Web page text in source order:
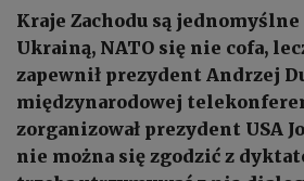
Kraje Zachodu są
Ukrainą, NATO się nie cofa,
zapewnił prezydent Andrzej
międzynarodowej
zorganizował prezydent USA
nie można się zgodzić z